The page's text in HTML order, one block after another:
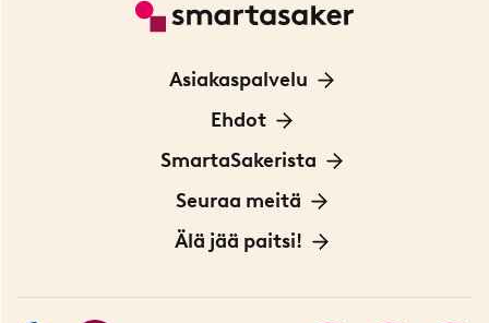
Asiakaspalvelu
Ota yhteyttä
Ehdot
Tietoa evästeistä
Yksityisyydensuoja
Sopimusehdot
SmartaSakerista
Meistä
Myymälä Tukholmassa
Seuraa meitä
Innovaattoriblogi
Älä jää paitsi!